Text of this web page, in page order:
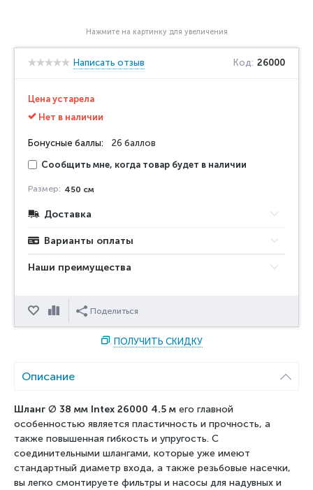
Нажмите на картинку для увеличения
Написать отзыв Код: 26000
Цена устарела
Нет в наличии
Бонусные баллы: 26 баллов
Сообщить мне, когда товар будет в наличии
Размер: 450 см
Доставка
Варианты оплаты
Наши преимущества
ОтложитьСравнитьПоделиться
ПОЛУЧИТЬ СКИДКУ
Описание
Шланг Ø 38 мм Intex 26000 4.5 м его главной
особенностью является пластичность и прочность, а
также повышенная гибкость и упругость. С
соединительными шлангами, которые уже имеют
стандартный диаметр входа, а также резьбовые насечки,
вы легко смонтируете фильтры и насосы для надувных и